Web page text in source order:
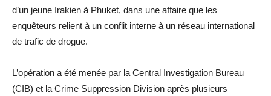
d’un jeune Irakien à Phuket, dans une affaire que les
enquêteurs relient à un conflit interne à un réseau international
de trafic de drogue.
L’opération a été menée par la Central Investigation Bureau
(CIB) et la Crime Suppression Division après plusieurs